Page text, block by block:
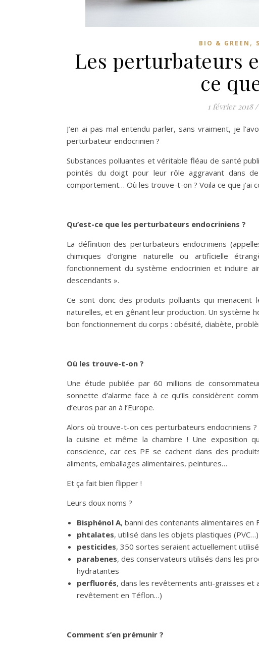
BIO & GREEN ,
Les perturbateurs
ce
1 février 2018 /
J’en ai pas mal entendu parler, sans vraiment, je
perturbateur endocrinien ?
Substances polluantes et véritable fléau de santé
pointés du doigt pour leur rôle aggravant dans
comportement… Où les trouve-t-on ? Voila ce que j’ai
Qu’est-ce que les perturbateurs endocriniens ?
La définition des perturbateurs endocriniens
chimiques d’origine naturelle ou artificielle
fonctionnement du système endocrinien et induire
descendants ».
Ce sont donc des produits polluants qui menacent
naturelles, et en gênant leur production. Un système
bon fonctionnement du corps : obésité, diabète,
Où les trouve-t-on ?
Une étude publiée par 60 millions de
sonnette d’alarme face à ce qu’ils considèrent
d’euros par an à l’Europe.
Alors où trouve-t-on ces perturbateurs endocriniens
la cuisine et même la chambre ! Une exposition
conscience, car ces PE se cachent dans des
aliments, emballages alimentaires, peintures…
Et ça fait bien flipper !
Leurs doux noms ?
Bisphénol A, banni des contenants alimentaires en
phtalates, utilisé dans les objets plastiques (PVC…)
pesticides, 350 sortes seraient actuellement
parabenes, des conservateurs utilisés dans les
hydratantes
perfluorés, dans les revêtements anti-graisses
revêtement en Téflon…)
Comment s’en prémunir ?